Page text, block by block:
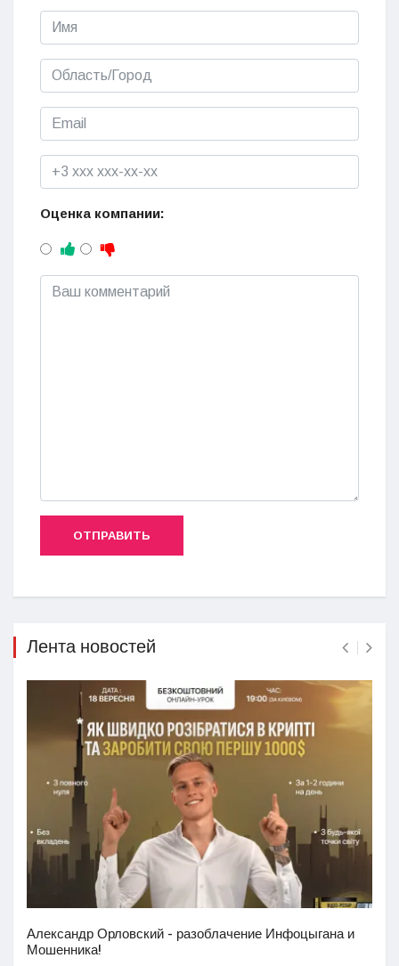
Оценка компании:
ОТПРАВИТЬ
Лента новостей
Александр Орловский - разоблачение Инфоцыгана и
Мошенника!